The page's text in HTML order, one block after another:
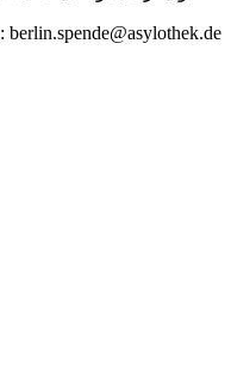
برای اطلاعات بیشتر با ما تماس بگیرید: berlin.spende@asylothek.de